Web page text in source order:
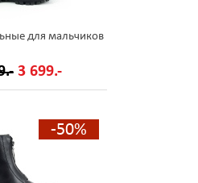
для мальчиков
3 699.-
-50%